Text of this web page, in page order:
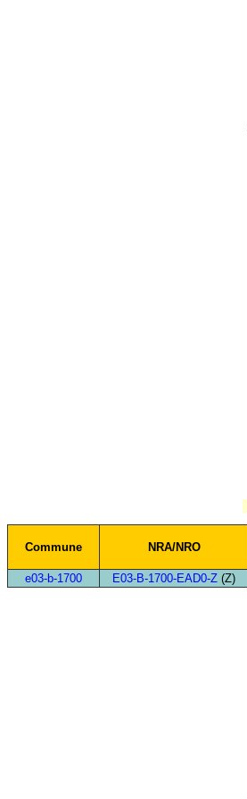
Commune NRA/NRO
e03-b-1700
E03-B-1700-EAD0-Z (Z)